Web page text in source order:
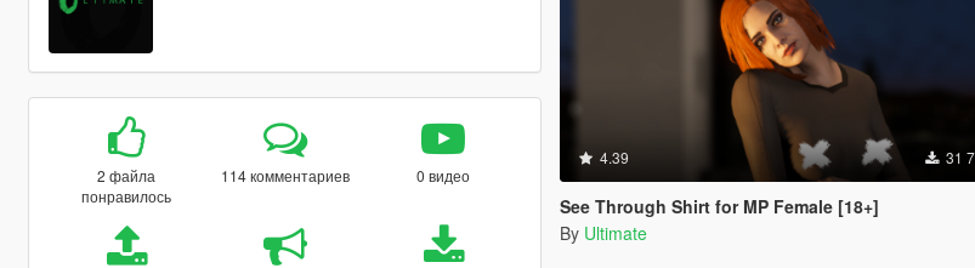
2 файла
понравилось
114 комментариев 0 видео
4.39 31
See Through Shirt for MP Female [18+]
By Ultimate